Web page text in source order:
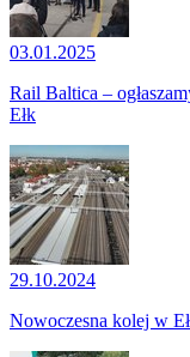
03.01.2025
Rail Baltica –
Ełk
29.10.2024
Nowoczesna kolej w